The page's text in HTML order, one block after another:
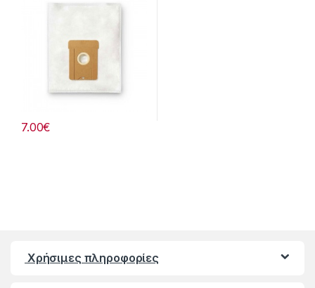
7.00€
Χρήσιμες πληροφορίες